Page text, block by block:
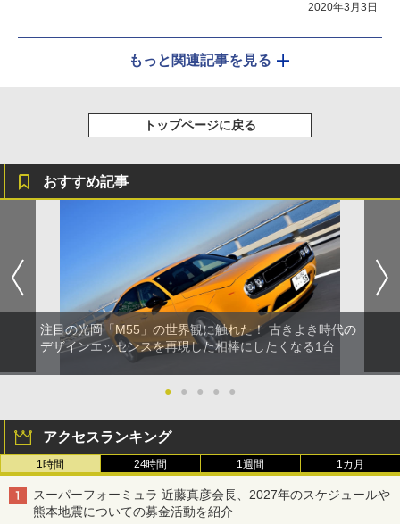
2020年3月3日
もっと関連記事を見る
トップページに戻る
おすすめ記事
注目の光岡「M55」の世界観に触れた！ 古きよき時代の
デザインエッセンスを再現した相棒にしたくなる1台
● ● ● ● ●
アクセスランキング
1時間 24時間 1週間 1カ月
スーパーフォーミュラ 近藤真彦会長、2027年のスケジュールや
熊本地震についての募金活動を紹介